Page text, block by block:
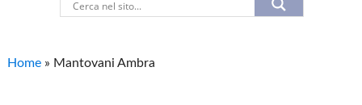
Home » Mantovani Ambra